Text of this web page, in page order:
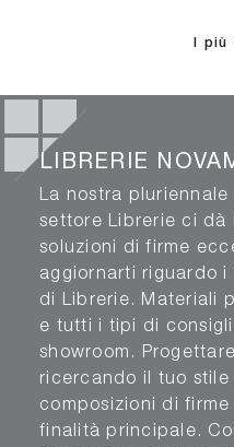
I
LIBRERIE
La nostra pluriennale
settore Librerie ci dà
soluzioni di firme
aggiornarti riguardo
di Librerie. Materiali
e tutti i tipi di
showroom.
ricercando il tuo stile
composizioni di
finalità principale.